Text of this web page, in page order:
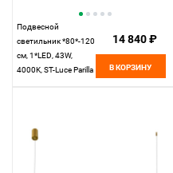
Подвесной
светильник *80*-120
см, 1*LED, 43W,
4000K, ST-Luce Parilla
14 840 ₽
В КОРЗИНУ